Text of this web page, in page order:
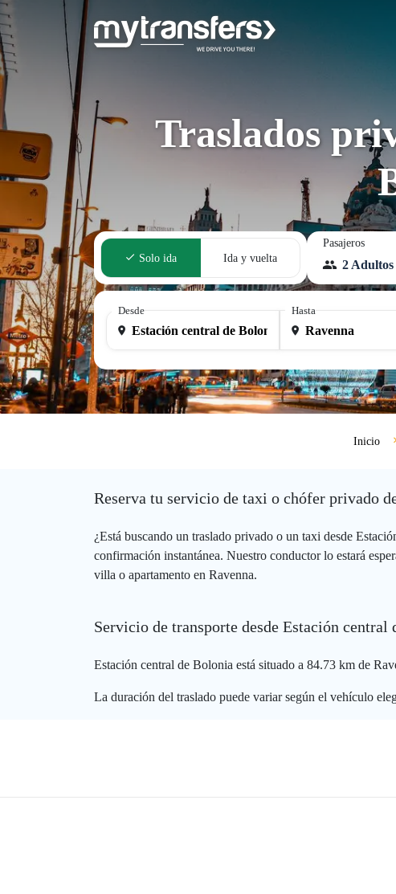
Traslados
Solo ida Ida y vuelta
Pasajeros
2 Adultos
Desde Hasta
Inicio
Reserva tu servicio de taxi o chófer privado
¿Está buscando un traslado privado o un taxi desde
confirmación instantánea. Nuestro conductor lo estará
villa o apartamento en Ravenna.
Servicio de transporte desde Estación central
Estación central de Bolonia está situado a 84.73 km de
La duración del traslado puede variar según el vehículo